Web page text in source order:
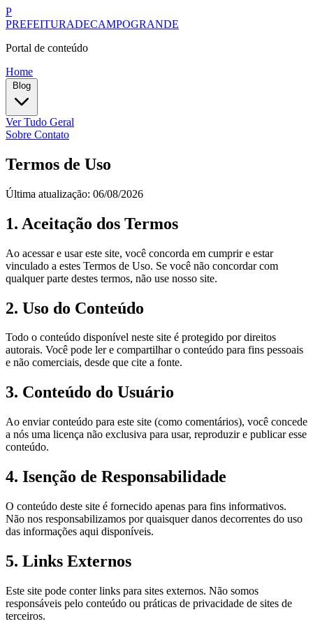
P
PREFEITURADECAMPOGRANDE
Portal de conteúdo
Home
Ver Tudo Geral
Sobre Contato
Termos de Uso
Última atualização: 06/08/2026
1. Aceitação dos Termos
Ao acessar e usar este site, você concorda em cumprir e estar
vinculado a estes Termos de Uso. Se você não concordar com
qualquer parte destes termos, não use nosso site.
2. Uso do Conteúdo
Todo o conteúdo disponível neste site é protegido por direitos
autorais. Você pode ler e compartilhar o conteúdo para fins pessoais
e não comerciais, desde que cite a fonte.
3. Conteúdo do Usuário
Ao enviar conteúdo para este site (como comentários), você concede
a nós uma licença não exclusiva para usar, reproduzir e publicar esse
conteúdo.
4. Isenção de Responsabilidade
O conteúdo deste site é fornecido apenas para fins informativos.
Não nos responsabilizamos por quaisquer danos decorrentes do uso
das informações aqui disponíveis.
5. Links Externos
Este site pode conter links para sites externos. Não somos
responsáveis pelo conteúdo ou práticas de privacidade de sites de
terceiros.